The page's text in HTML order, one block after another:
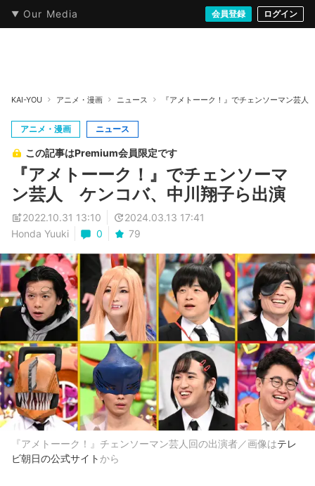
Our Media 会員登録 ログイン
本・文芸 情報化社会 音楽・映像 ゲームストリート
KAI-YOU アニメ・漫画 ニュース 『アメトーーク！』でチェンソーマン芸
アニメ・漫画 ニュース
この記事はPremium会員限定です
『アメトーーク！』でチェンソーマ
ン芸人 ケンコバ、中川翔子ら出演
2022.10.31 13:10
2024.03.13 17:41
Honda Yuuki
0 79
『アメトーーク！』チェンソーマン芸人回の出演者／画像はテレ
ビ朝日の公式サイトから